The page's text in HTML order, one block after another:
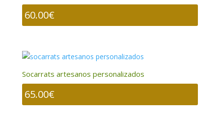
60.00€
Socarrats artesanos personalizados
65.00€